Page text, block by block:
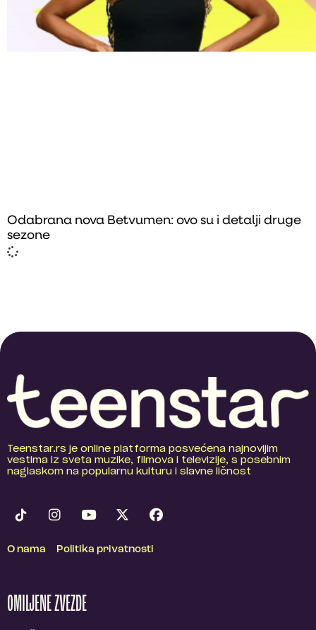
Odabrana nova Betvumen: ovo su i detalji druge
sezone
Teenstar.rs je online platforma posvećena najnovijim
vestima iz sveta muzike, filmova i televizije, s posebnim
naglaskom na popularnu kulturu i slavne ličnost
O nama Politika privatnosti
OMILJENE ZVEZDE